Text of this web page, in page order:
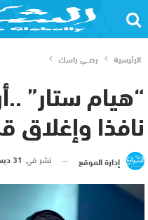
الرئيسية رصــي راسك
“هيام ستار”
نافذا وإغلاق
إدارة الموقع نشر في 31 ديسمبر 2024 الساعة 19 و 19 دقيقة